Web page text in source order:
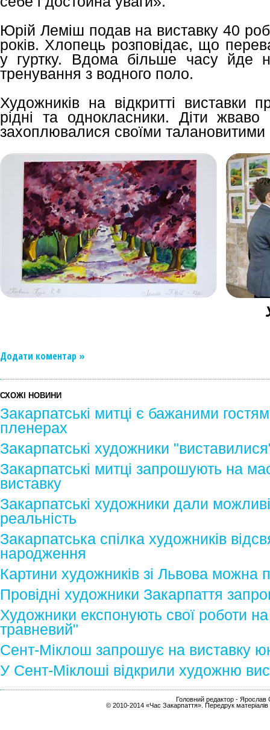
Юрій Леміш подав на виставку 40
років. Хлопець розповідає, що
у гуртку. Вдома більше часу йде
тренування з водного поло.
Художників на відкритті виставки
рідні та однокласники. Діти
захоплювалися своїми талановитими
Додати коментар »
СХОЖІ НОВИНИ
Закарпатські митці є бажаними
пленерах
Закарпатські художники
Закарпатські митці запрошують на
виставку
Закарпатські художники дали
реальність
Закарпатська спілка художників
народження
Картини художників зі Львова можна
Провідні художники Закарпаття
Художники експонують свої роботи
травневий"
Сент-Міклош запрошує на виставку
У Сент-Міклоші відкрили художню
Головний редактор - Ярослав
© 2010-2014 «Час Закарпаття». Передрук